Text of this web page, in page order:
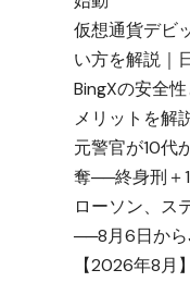
仮想通貨デビ
い方を解説｜
BingXの安全
メリットを解
元警官が10代
奪──終身刑＋
ローソン、ス
──8月6日から
【2026年8月